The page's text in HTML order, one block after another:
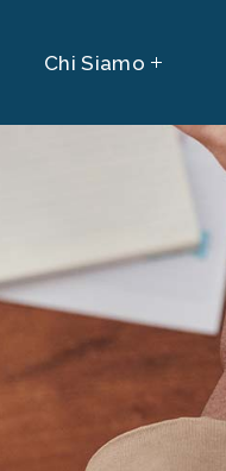
Chi Siamo